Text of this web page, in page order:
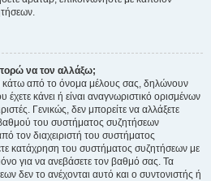
να τον αλλάξω;
κάτω από το όνομα μέλους σας, δηλώνουν
κάνει ή είναι αναγνωριστικό ορισμένων
Γενικώς, δεν μπορείτε να αλλάξετε
του συστήματος συζητήσεων
τον διαχειριστή του συστήματος
κατάχρηση του συστήματος συζητήσεων με
για να ανεβάσετε τον βαθμό σας. Τα
δεν το ανέχονται αυτό και ο συντονιστής ή